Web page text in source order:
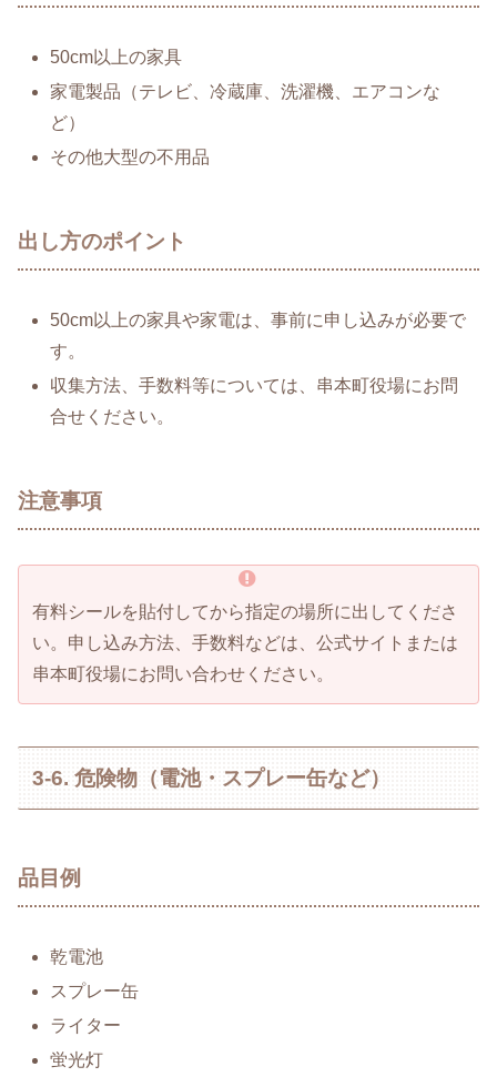
50cm以上の家具
家電製品（テレビ、冷蔵庫、洗濯機、エアコンな
ど）
その他大型の不用品
出し方のポイント
50cm以上の家具や家電は、事前に申し込みが必要で
す。
収集方法、手数料等については、串本町役場にお問
合せください。
注意事項
有料シールを貼付してから指定の場所に出してくださ
い。申し込み方法、手数料などは、公式サイトまたは
串本町役場にお問い合わせください。
3-6. 危険物（電池・スプレー缶など）
品目例
乾電池
スプレー缶
ライター
蛍光灯